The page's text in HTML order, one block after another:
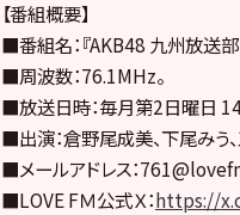
【番組概要】
■番組名：『AKB48 九州放送部
■周波数：76.1MHz。
■放送日時：毎月第2日曜日
■出演：倉野尾成美、下尾みう
■メールアドレス：
■LOVE FＭ公式Ｘ：https://